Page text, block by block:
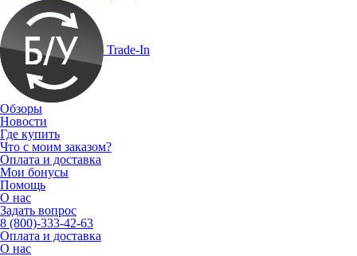
Trade-In
Обзоры
Новости
Где купить
Что с моим заказом?
Оплата и доставка
Мои бонусы
Помощь
О нас
Задать вопрос
8 (800)-333-42-63
Оплата и доставка
О нас